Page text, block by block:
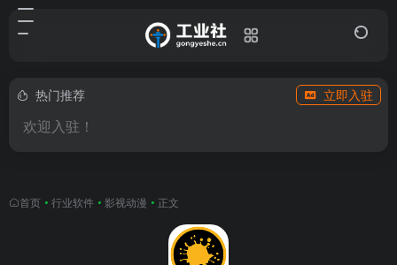
热门推荐 立即入驻
欢迎入驻！
首页 • 行业软件 • 影视动漫 • 正文